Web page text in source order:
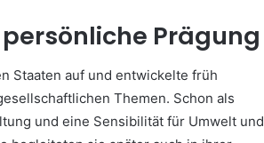
Prägung
Staaten auf und entwickelte früh
Themen. Schon als
und eine Sensibilität für Umwelt und